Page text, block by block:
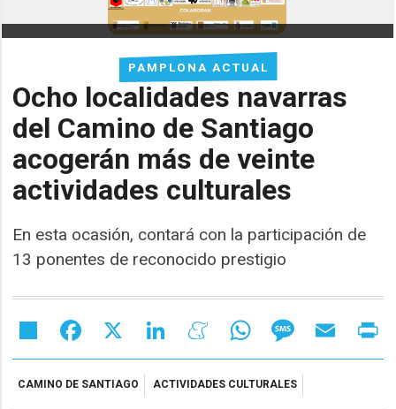
PAMPLONA ACTUAL
Ocho localidades navarras
del Camino de Santiago
acogerán más de veinte
actividades culturales
En esta ocasión, contará con la participación de
13 ponentes de reconocido prestigio
Share Facebook LinkedIn MeneameWhatsAppMessageEmail
CAMINO DE SANTIAGO ACTIVIDADES CULTURALES